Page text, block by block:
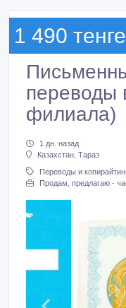
1 490
переводы
филиала)
1 дн. назад
Казахстан, Тараз
Переводы и
Продам, предлагаю -